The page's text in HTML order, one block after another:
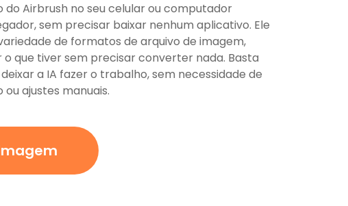
do Airbrush no seu celular ou computador
sem precisar baixar nenhum aplicativo. Ele
de formatos de arquivo de imagem,
que tiver sem precisar converter nada. Basta
a IA fazer o trabalho, sem necessidade de
ajustes manuais.